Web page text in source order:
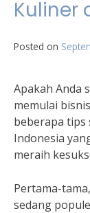
Kuliner
Posted on
Apakah Anda
memulai
beberapa tips
Indonesia
meraih
Pertama-
sedang